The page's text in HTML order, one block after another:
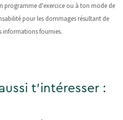
programme d'exercice ou à ton mode de
pour les dommages résultant de
informations fournies.
t'intéresser :